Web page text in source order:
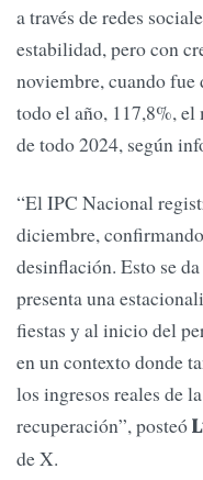
a través de redes
estabilidad, pero con
noviembre, cuando fue
todo el año, 117,8%,
de todo 2024, según
“El IPC Nacional
diciembre,
desinflación. Esto se
presenta una
fiestas y al inicio del
en un contexto donde
los ingresos reales de
recuperación”, posteó
de X.